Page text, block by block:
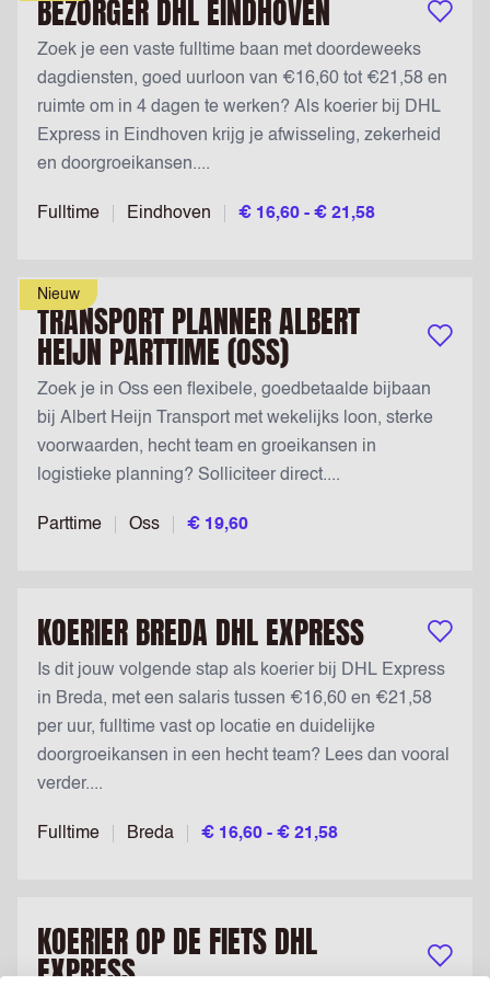
BEZORGER DHL EINDHOVEN Bewaar
Fulltime Eindhoven € 16,60 - € 21,58
Zoek je een vaste fulltime baan met doordeweeks
dagdiensten, goed uurloon van €16,60 tot €21,58 en
ruimte om in 4 dagen te werken? Als koerier bij DHL
Express in Eindhoven krijg je afwisseling, zekerheid
en doorgroeikansen....
Nieuw
TRANSPORT PLANNER ALBERT
HEIJN PARTTIME (OSS) Bewaar
Parttime Oss € 19,60
Zoek je in Oss een flexibele, goedbetaalde bijbaan
bij Albert Heijn Transport met wekelijks loon, sterke
voorwaarden, hecht team en groeikansen in
logistieke planning? Solliciteer direct....
KOERIER BREDA DHL EXPRESS Bewaar
Fulltime Breda € 16,60 - € 21,58
Is dit jouw volgende stap als koerier bij DHL Express
in Breda, met een salaris tussen €16,60 en €21,58
per uur, fulltime vast op locatie en duidelijke
doorgroeikansen in een hecht team? Lees dan vooral
verder....
KOERIER OP DE FIETS DHL
EXPRESS Bewaar